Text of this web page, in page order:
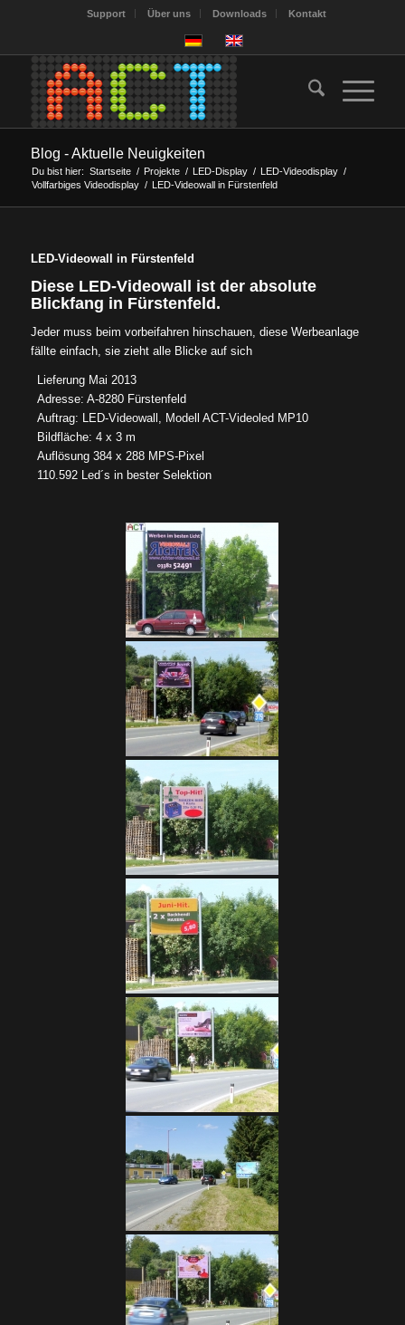
Support Über uns Downloads Kontakt
Blog - Aktuelle Neuigkeiten
Du bist hier: Startseite / Projekte / LED-Display / LED-Videodisplay /
Vollfarbiges Videodisplay / LED-Videowall in Fürstenfeld
LED-Videowall in Fürstenfeld
Diese LED-Videowall ist der absolute
Blickfang in Fürstenfeld.
Jeder muss beim vorbeifahren hinschauen, diese Werbeanlage
fällte einfach, sie zieht alle Blicke auf sich
Lieferung Mai 2013
Adresse: A-8280 Fürstenfeld
Auftrag: LED-Videowall, Modell ACT-Videoled MP10
Bildfläche: 4 x 3 m
Auflösung 384 x 288 MPS-Pixel
110.592 Led´s in bester Selektion